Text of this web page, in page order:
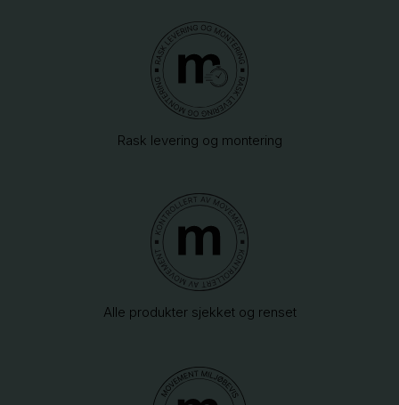
Rask levering og montering
Alle produkter sjekket og renset